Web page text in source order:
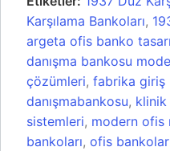
Karşılama Bankoları,
argeta ofis banko
danışma bankosu
çözümleri, fabrika giriş
danışmabankosu, klinik
sistemleri, modern ofis
bankoları, ofis